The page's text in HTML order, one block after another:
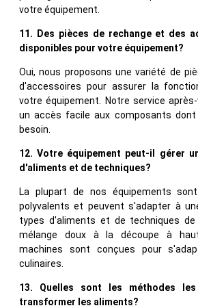
votre équipement.
11. Des pièces de rechange et des
disponibles pour votre équipement?
Oui, nous proposons une variété de
d'accessoires pour assurer la
votre équipement. Notre service
un accès facile aux composants dont
besoin.
12. Votre équipement peut-il gérer
d'aliments et de techniques?
La plupart de nos équipements
polyvalents et peuvent s'adapter à
types d'aliments et de techniques
mélange doux à la découpe à
machines sont conçues pour
culinaires.
13. Quelles sont les méthodes
transformer les aliments?